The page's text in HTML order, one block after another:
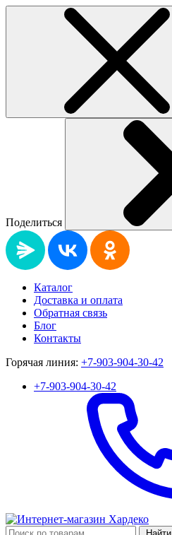
Поделиться
Каталог
Доставка и оплата
Обратная связь
Блог
Контакты
Горячая линия: +7-903-904-30-42
+7-903-904-30-42